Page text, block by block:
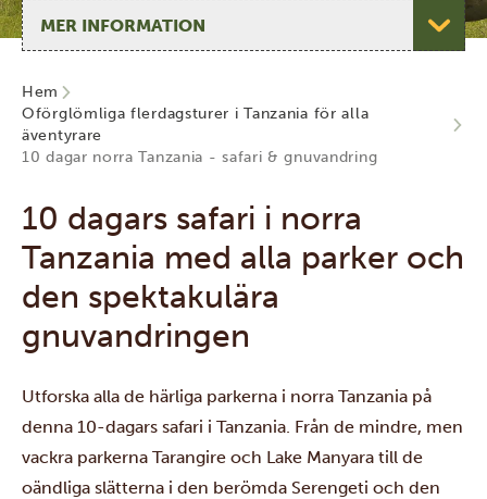
Välj sida
Hem
Oförglömliga flerdagsturer i Tanzania för alla
äventyrare
10 dagar norra Tanzania - safari & gnuvandring
10 dagars safari i norra
Tanzania med alla parker och
den spektakulära
gnuvandringen
Utforska alla de härliga parkerna i norra Tanzania på
denna 10-dagars safari i Tanzania. Från de mindre, men
vackra parkerna Tarangire och Lake Manyara till de
oändliga slätterna i den berömda Serengeti och den